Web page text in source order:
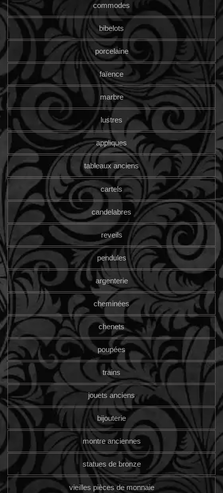
commodes
bibelots
porcelaine
faïence
marbre
lustres
appliques
tableaux anciens
cartels
candelabres
reveils
pendules
argenterie
cheminées
chenets
poupées
trains
jouets anciens
bijouterie
montre anciennes
statues de bronze
vieilles pièces de monnaie